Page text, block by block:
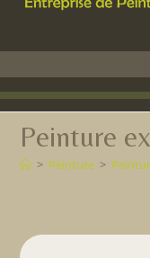
Peinture
> Peinture >